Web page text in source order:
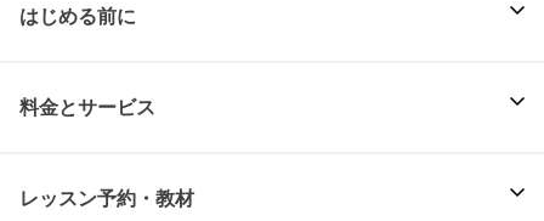
はじめる前に
料金とサービス
レッスン予約・教材